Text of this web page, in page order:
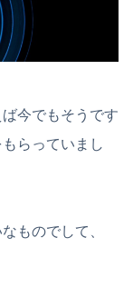
今でもそうです
らっていまし
ものでして、